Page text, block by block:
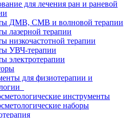
для лечения ран и раневой
ДМВ, СМВ и волновой терапии
лазерной терапии
низкочастотной терапии
УВЧ-терапии
электротерапии
для физиотерапии и
инструменты
наборы